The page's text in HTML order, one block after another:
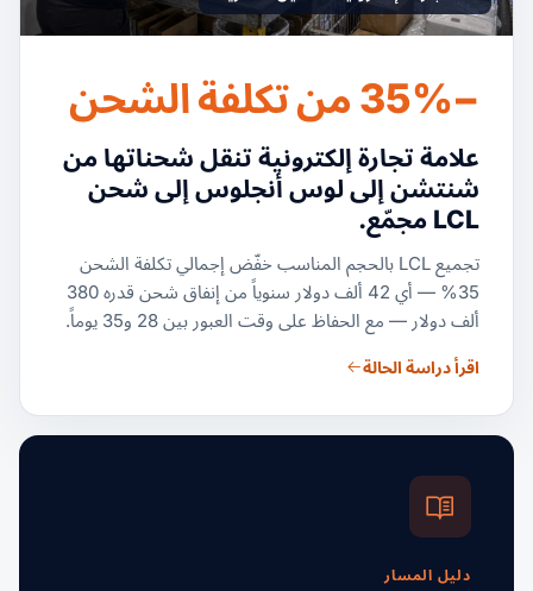
−35% من تكلفة الشحن
علامة تجارة إلكترونية تنقل شحناتها من
شنتشن إلى لوس أنجلوس إلى شحن
LCL مجمّع.
تجميع LCL بالحجم المناسب خفّض إجمالي تكلفة الشحن
35% — أي 42 ألف دولار سنوياً من إنفاق شحن قدره 380
ألف دولار — مع الحفاظ على وقت العبور بين 28 و35 يوماً.
اقرأ دراسة الحالة
دليل المسار